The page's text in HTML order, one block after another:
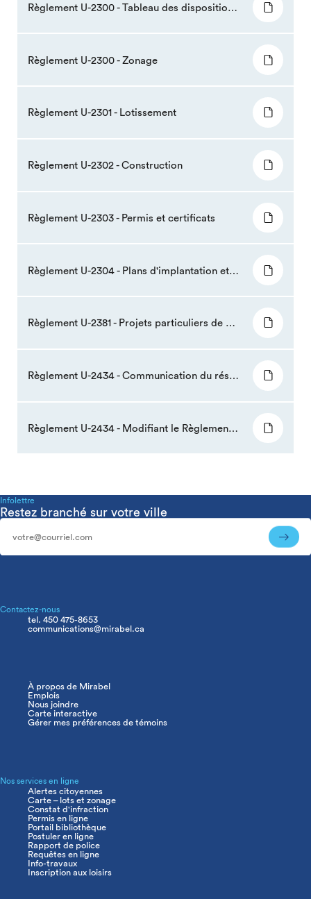
Règlement U-2300 - Tableau des dispositions spécifiques
Règlement U-2300 - Zonage
Règlement U-2301 - Lotissement
Règlement U-2302 - Construction
Règlement U-2303 - Permis et certificats
Règlement U-2304 - Plans d'implantation et d'intégration architecturale (PIIA)
Règlement U-2381 - Projets particuliers de construction, de modification et d’occupation d’un immeuble (PPCMOI)
Règlement U-2434 - Communication du résultat de demandes de scrutin
Règlement U-2434 - Modifiant le Règlement de zonage U-2300
Infolettre
Infolettre
Restez branché sur votre ville
Contactez-nous
tel. 450 475-8653
communications@mirabel.ca
Navigation
principale
À propos de Mirabel
Emplois
Nous joindre
Carte interactive
Gérer mes préférences de témoins
Nos services en ligne
Alertes citoyennes
Carte – lots et zonage
Constat d'infraction
Permis en ligne
Portail bibliothèque
Postuler en ligne
Rapport de police
Requêtes en ligne
Info-travaux
Inscription aux loisirs